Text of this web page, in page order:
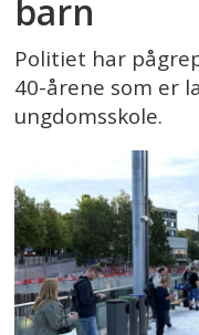
barn
Politiet har
40-årene som er
ungdomsskole.